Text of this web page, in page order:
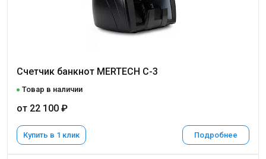
Счетчик банкнот MERTECH C-3
Товар в наличии
от 22 100 ₽
Купить в 1 клик Подробнее